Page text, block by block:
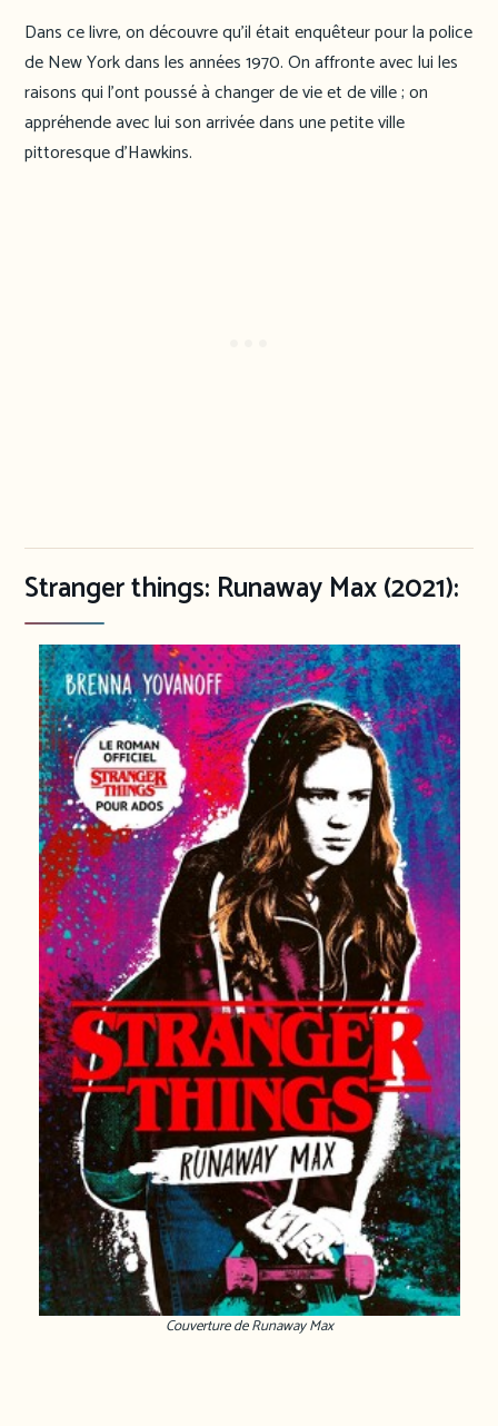
Dans ce livre, on découvre qu’il était enquêteur pour la police
de New York dans les années 1970. On affronte avec lui les
raisons qui l’ont poussé à changer de vie et de ville ; on
appréhende avec lui son arrivée dans une petite ville
pittoresque d’Hawkins.
Stranger things: Runaway Max (2021):
Couverture de Runaway Max